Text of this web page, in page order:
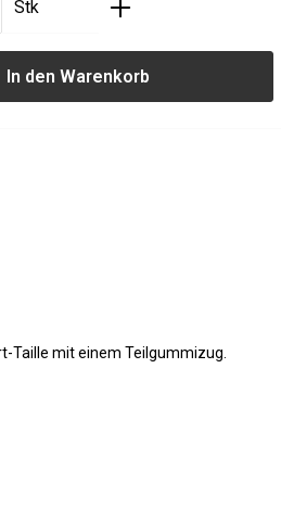
Stk
In den Warenkorb
Taille mit einem Teilgummizug.